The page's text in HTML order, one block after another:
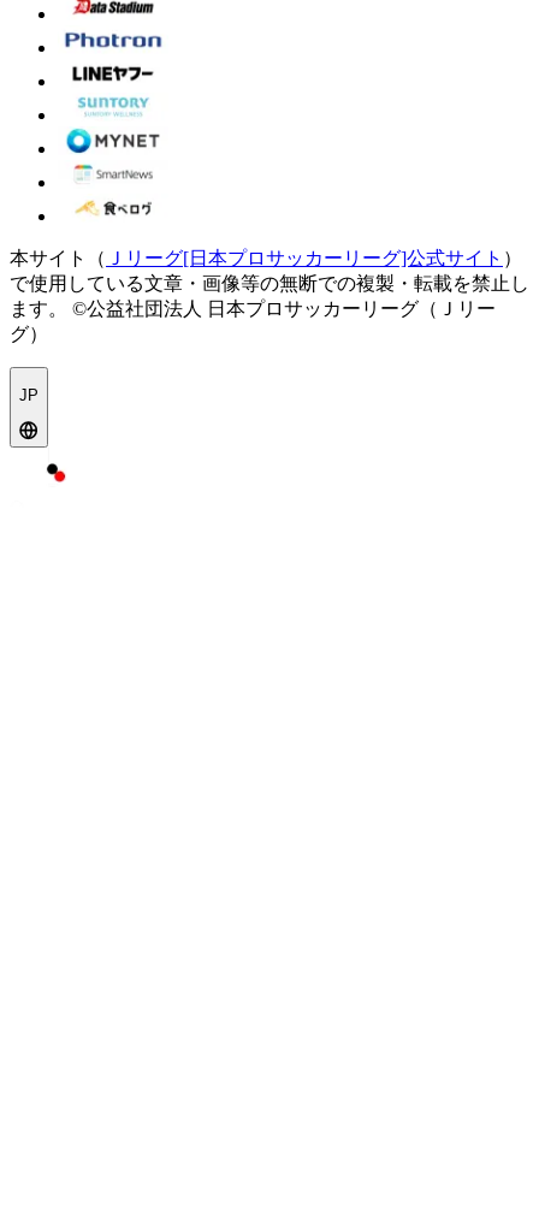
本サイト（ Ｊリーグ[日本プロサッカーリーグ]公式サイト ）
で使用している文章・画像等の無断での複製・転載を禁止し
ます。
©公益社団法人 日本プロサッカーリーグ（Ｊリー
グ）
JP